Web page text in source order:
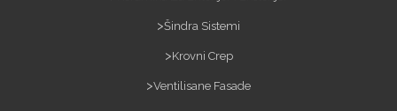
Šindra Sistemi
Krovni Crep
Ventilisane Fasade